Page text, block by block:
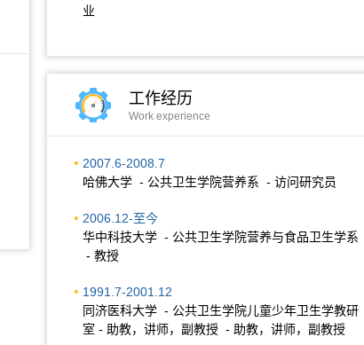
业
工作经历
Work experience
2007.6-2008.7
哈佛大学 - 公共卫生学院营养系 - 访问研究员
2006.12-至今
华中科技大学 - 公共卫生学院营养与食品卫生学系
- 教授
1991.7-2001.12
同济医科大学 - 公共卫生学院儿童少年卫生学教研
室 - 助教，讲师，副教授 - 助教，讲师，副教授